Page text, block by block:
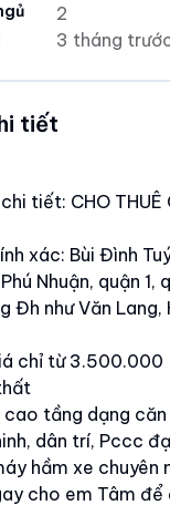
2
3 tháng
tiết
tiết: CHO THUÊ
xác: Bùi Đình
Nhuận, quận 1,
Đh như Văn Lang,
chỉ từ
tầng dạng căn
dân trí, Pccc
hầm xe chuyên
cho em Tâm